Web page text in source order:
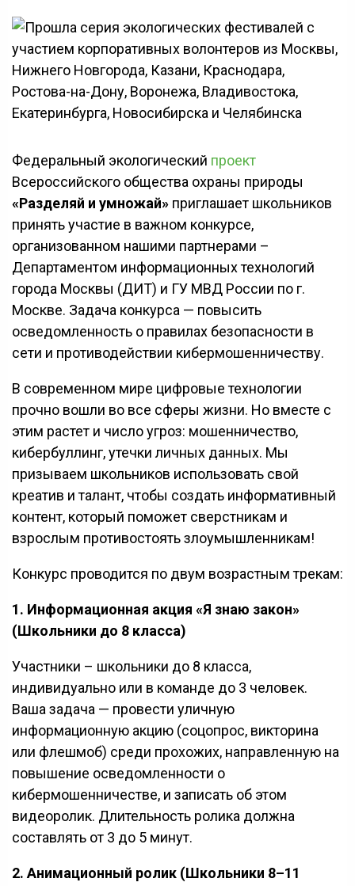
Федеральный экологический проект
Всероссийского общества охраны природы
«Разделяй и умножай» приглашает школьников
принять участие в важном конкурсе,
организованном нашими партнерами –
Департаментом информационных технологий
города Москвы (ДИТ) и ГУ МВД России по г.
Москве. Задача конкурса — повысить
осведомленность о правилах безопасности в
сети и противодействии кибермошенничеству.
В современном мире цифровые технологии
прочно вошли во все сферы жизни. Но вместе с
этим растет и число угроз: мошенничество,
кибербуллинг, утечки личных данных. Мы
призываем школьников использовать свой
креатив и талант, чтобы создать информативный
контент, который поможет сверстникам и
взрослым противостоять злоумышленникам!
Конкурс проводится по двум возрастным трекам:
1. Информационная акция «Я знаю закон»
(Школьники до 8 класса)
Участники – школьники до 8 класса,
индивидуально или в команде до 3 человек.
Ваша задача — провести уличную
информационную акцию (соцопрос, викторина
или флешмоб) среди прохожих, направленную на
повышение осведомленности о
кибермошенничестве, и записать об этом
видеоролик. Длительность ролика должна
составлять от 3 до 5 минут.
2. Анимационный ролик (Школьники 8–11